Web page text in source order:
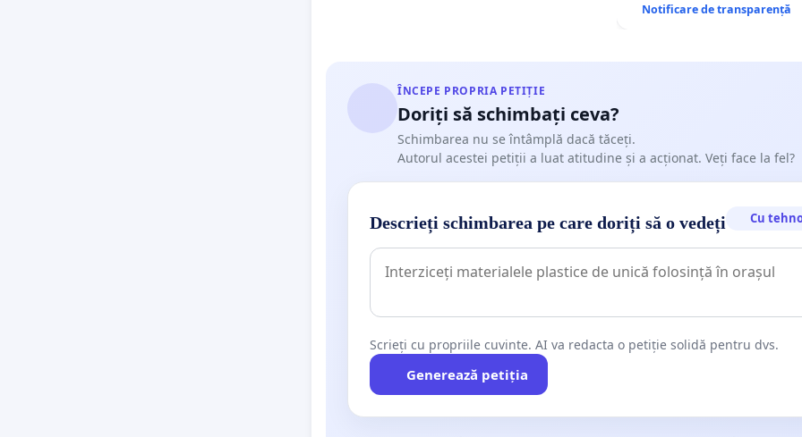
Notificare de transparență
ÎNCEPE PROPRIA PETIȚIE
Doriți să schimbați ceva?
Schimbarea nu se întâmplă dacă tăceți.
Autorul acestei petiții a luat atitudine și a acționat. Veți face la fel?
Descrieți schimbarea pe care doriți să o vedeți Cu
Scrieți cu propriile cuvinte. AI va redacta o petiție solidă pentru dvs.
Generează petiția